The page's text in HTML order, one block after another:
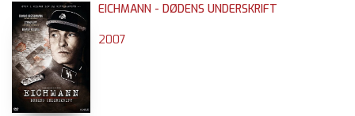
EICHMANN - DØDENS UNDERSKRIFT
2007